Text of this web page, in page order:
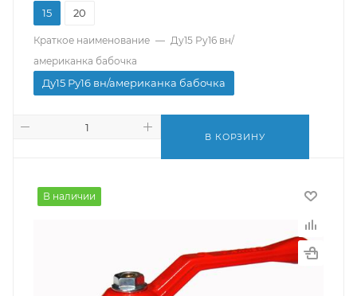
15 20
Краткое наименование — Ду15 Ру16 вн/
американка бабочка
Ду15 Ру16 вн/американка бабочка
В КОРЗИНУ
В наличии